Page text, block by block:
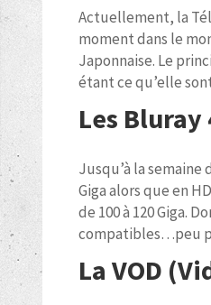
Actuellement, la
moment dans le
Japonnaise. Le
étant ce qu’elle
Les Bluray
Jusqu’à la
Giga alors que en
de 100 à 120 Giga.
compatibles…peu
La VOD